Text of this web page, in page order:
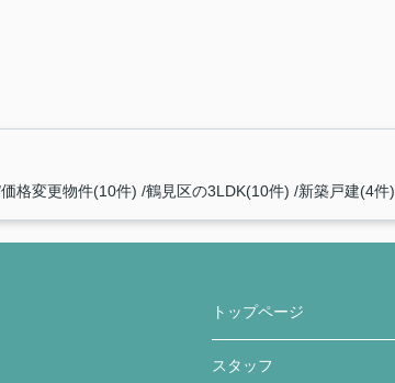
価格変更物件(10件) 鶴見区の3LDK(10件) 新築戸建(4件)
トップページ
スタッフ